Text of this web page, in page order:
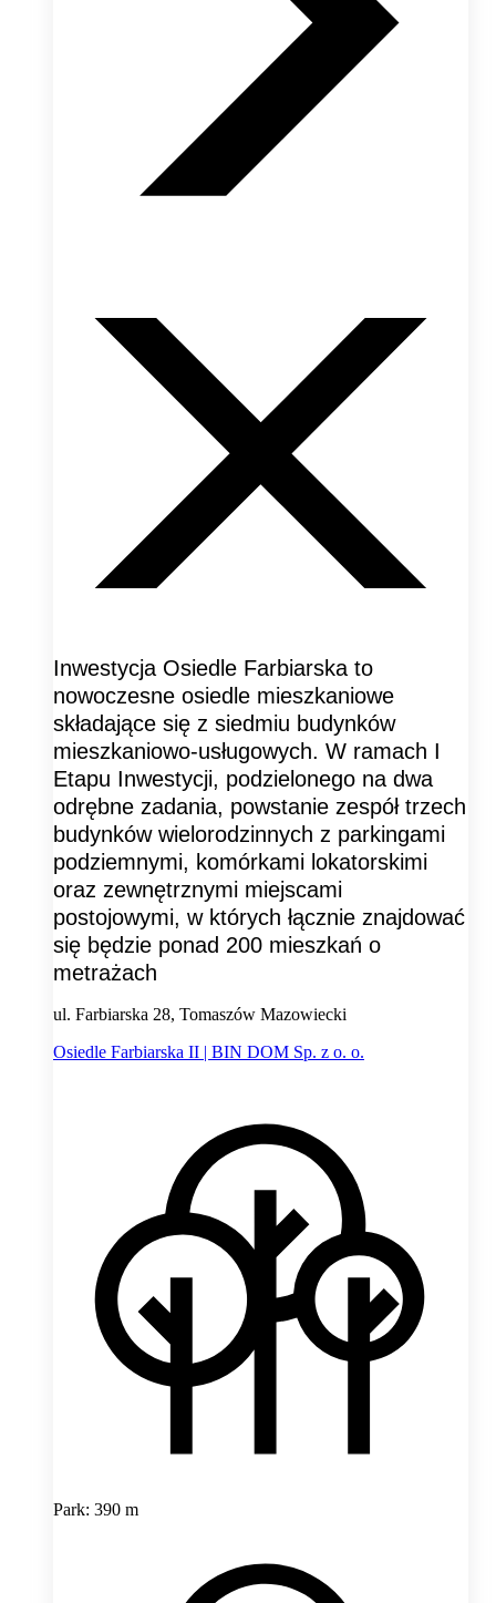
Inwestycja Osiedle Farbiarska to
nowoczesne osiedle mieszkaniowe
składające się z siedmiu budynków
mieszkaniowo-usługowych. W ramach I
Etapu Inwestycji, podzielonego na dwa
odrębne zadania, powstanie zespół trzech
budynków wielorodzinnych z parkingami
podziemnymi, komórkami lokatorskimi
oraz zewnętrznymi miejscami
postojowymi, w których łącznie znajdować
się będzie ponad 200 mieszkań o
metrażach
ul. Farbiarska 28, Tomaszów Mazowiecki
Osiedle Farbiarska II | BIN DOM Sp. z o. o.
Park: 390 m